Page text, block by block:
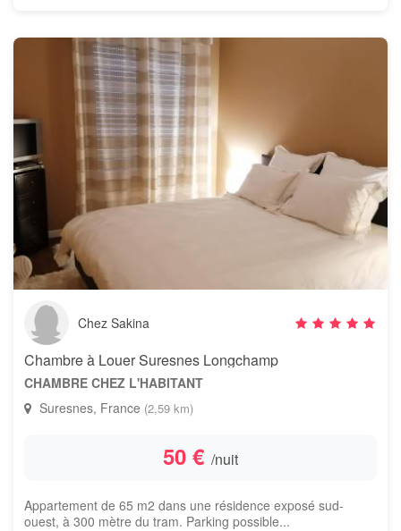
Chez Sakina
Chambre à Louer Suresnes Longchamp
CHAMBRE CHEZ L'HABITANT
Suresnes, France (2,59 km)
50 € /nuit
Appartement de 65 m2 dans une résidence exposé sud-
ouest, à 300 mètre du tram. Parking possible...